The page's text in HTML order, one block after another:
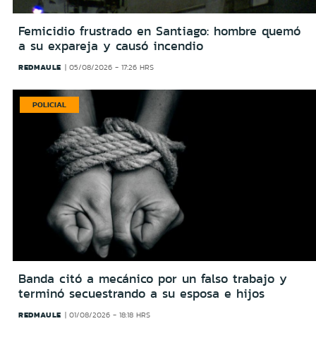
Femicidio frustrado en Santiago: hombre quemó
a su expareja y causó incendio
REDMAULE 05/08/2026 - 17:26 HRS
POLICIAL
Banda citó a mecánico por un falso trabajo y
terminó secuestrando a su esposa e hijos
REDMAULE 01/08/2026 - 18:18 HRS